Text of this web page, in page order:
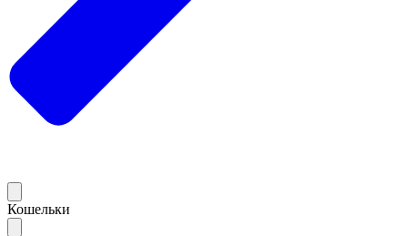
Кошельки